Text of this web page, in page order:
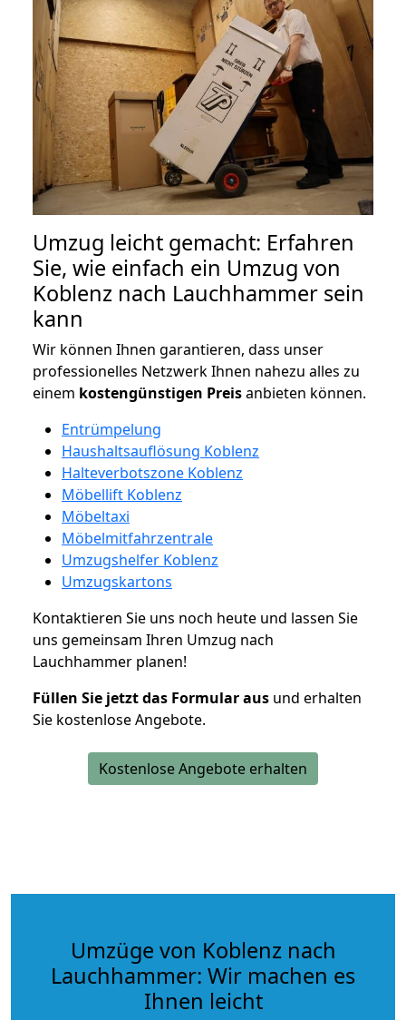
Umzug leicht gemacht: Erfahren
Sie, wie einfach ein Umzug von
Koblenz nach Lauchhammer sein
kann
Wir können Ihnen garantieren, dass unser
professionelles Netzwerk Ihnen nahezu alles zu
einem kostengünstigen Preisanbieten können.
Entrümpelung
Haushaltsauflösung Koblenz
Halteverbotszone Koblenz
Möbellift Koblenz
Möbeltaxi
Möbelmitfahrzentrale
Umzugshelfer Koblenz
Umzugskartons
Kontaktieren Sie uns noch heute und lassen Sie
uns gemeinsam Ihren Umzug nach
Lauchhammer planen!
Füllen Sie jetzt das Formular aus und erhalten
Sie kostenlose Angebote.
Kostenlose Angebote erhalten
Umzüge von Koblenz nach
Lauchhammer: Wir machen es
Ihnen leicht